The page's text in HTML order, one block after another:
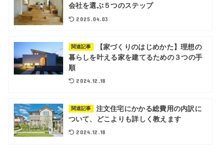
会社を選ぶ５つのステップ
2025.04.03
関連記事
【家づくりのはじめかた】理想の
暮らしを叶える家を建てるための３つの手
順
2024.12.18
関連記事
注文住宅にかかる総費用の内訳に
ついて、どこよりも詳しく教えます
2024.12.18